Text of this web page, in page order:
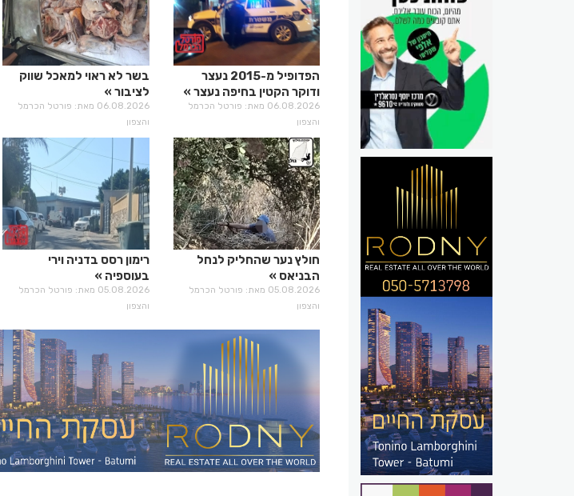
הפדופיל מ-2015 נעצר
ודוקר הקטין בחיפה נעצר
06.08.2026 מאת: פורטל הכרמל
והצפון
בשר לא ראוי למאכל שווק
לציבור
06.08.2026 מאת: פורטל הכרמל
והצפון
חולץ נער שהחליק לנחל
הבניאס
05.08.2026 מאת: פורטל הכרמל
והצפון
רימון רסס בדניה וירי
בעוספיה
05.08.2026 מאת: פורטל הכרמל
והצפון